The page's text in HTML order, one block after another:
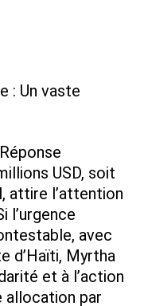
: Un vaste
USD, soit
attire l’attention
l’urgence
avec
d’Haïti, Myrtha
et à l’action
allocation par